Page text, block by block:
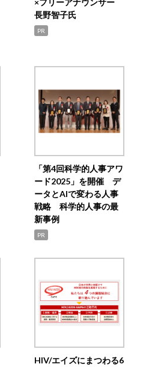
×フリーアナウンサー
長野智子氏
PR
「第4回科学的人事アワ
ード2025」を開催 デ
ータとAIで変わる人事
戦略 科学的人事の最
新事例
PR
HIV/エイズにまつわる6